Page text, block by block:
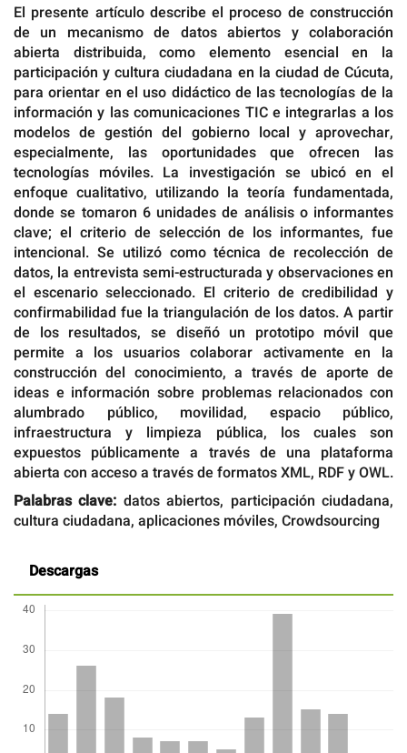
El presente artículo describe el proceso de construcción
de un mecanismo de datos abiertos y colaboración
abierta distribuida, como elemento esencial en la
participación y cultura ciudadana en la ciudad de Cúcuta,
para orientar en el uso didáctico de las tecnologías de la
información y las comunicaciones TIC e integrarlas a los
modelos de gestión del gobierno local y aprovechar,
especialmente, las oportunidades que ofrecen las
tecnologías móviles. La investigación se ubicó en el
enfoque cualitativo, utilizando la teoría fundamentada,
donde se tomaron 6 unidades de análisis o informantes
clave; el criterio de selección de los informantes, fue
intencional. Se utilizó como técnica de recolección de
datos, la entrevista semi-estructurada y observaciones en
el escenario seleccionado. El criterio de credibilidad y
confirmabilidad fue la triangulación de los datos. A partir
de los resultados, se diseñó un prototipo móvil que
permite a los usuarios colaborar activamente en la
construcción del conocimiento, a través de aporte de
ideas e información sobre problemas relacionados con
alumbrado público, movilidad, espacio público,
infraestructura y limpieza pública, los cuales son
expuestos públicamente a través de una plataforma
abierta con acceso a través de formatos XML, RDF y OWL.
Palabras clave: datos abiertos, participación ciudadana,
cultura ciudadana, aplicaciones móviles, Crowdsourcing
Descargas